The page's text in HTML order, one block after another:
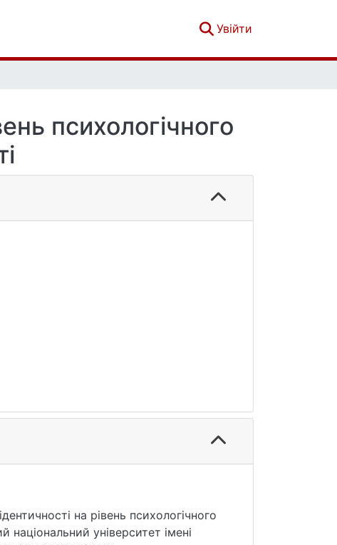
Увійти
психологічного
на рівень психологічного
національний університет імені